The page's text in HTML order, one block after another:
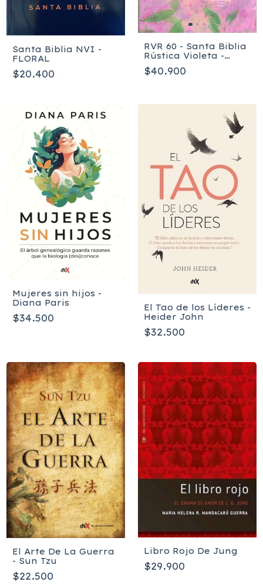
Santa Biblia NVI -
FLORAL
$20.400
RVR 60 - Santa Biblia
Rústica Violeta -
Edición de Promesas
CR-M2
$40.900
Mujeres sin hijos -
Diana Paris
$34.500
El Tao de los Líderes -
Heider John
$32.500
El Arte De La Guerra
- Sun Tzu
$22.500
Libro Rojo De Jung
$29.900